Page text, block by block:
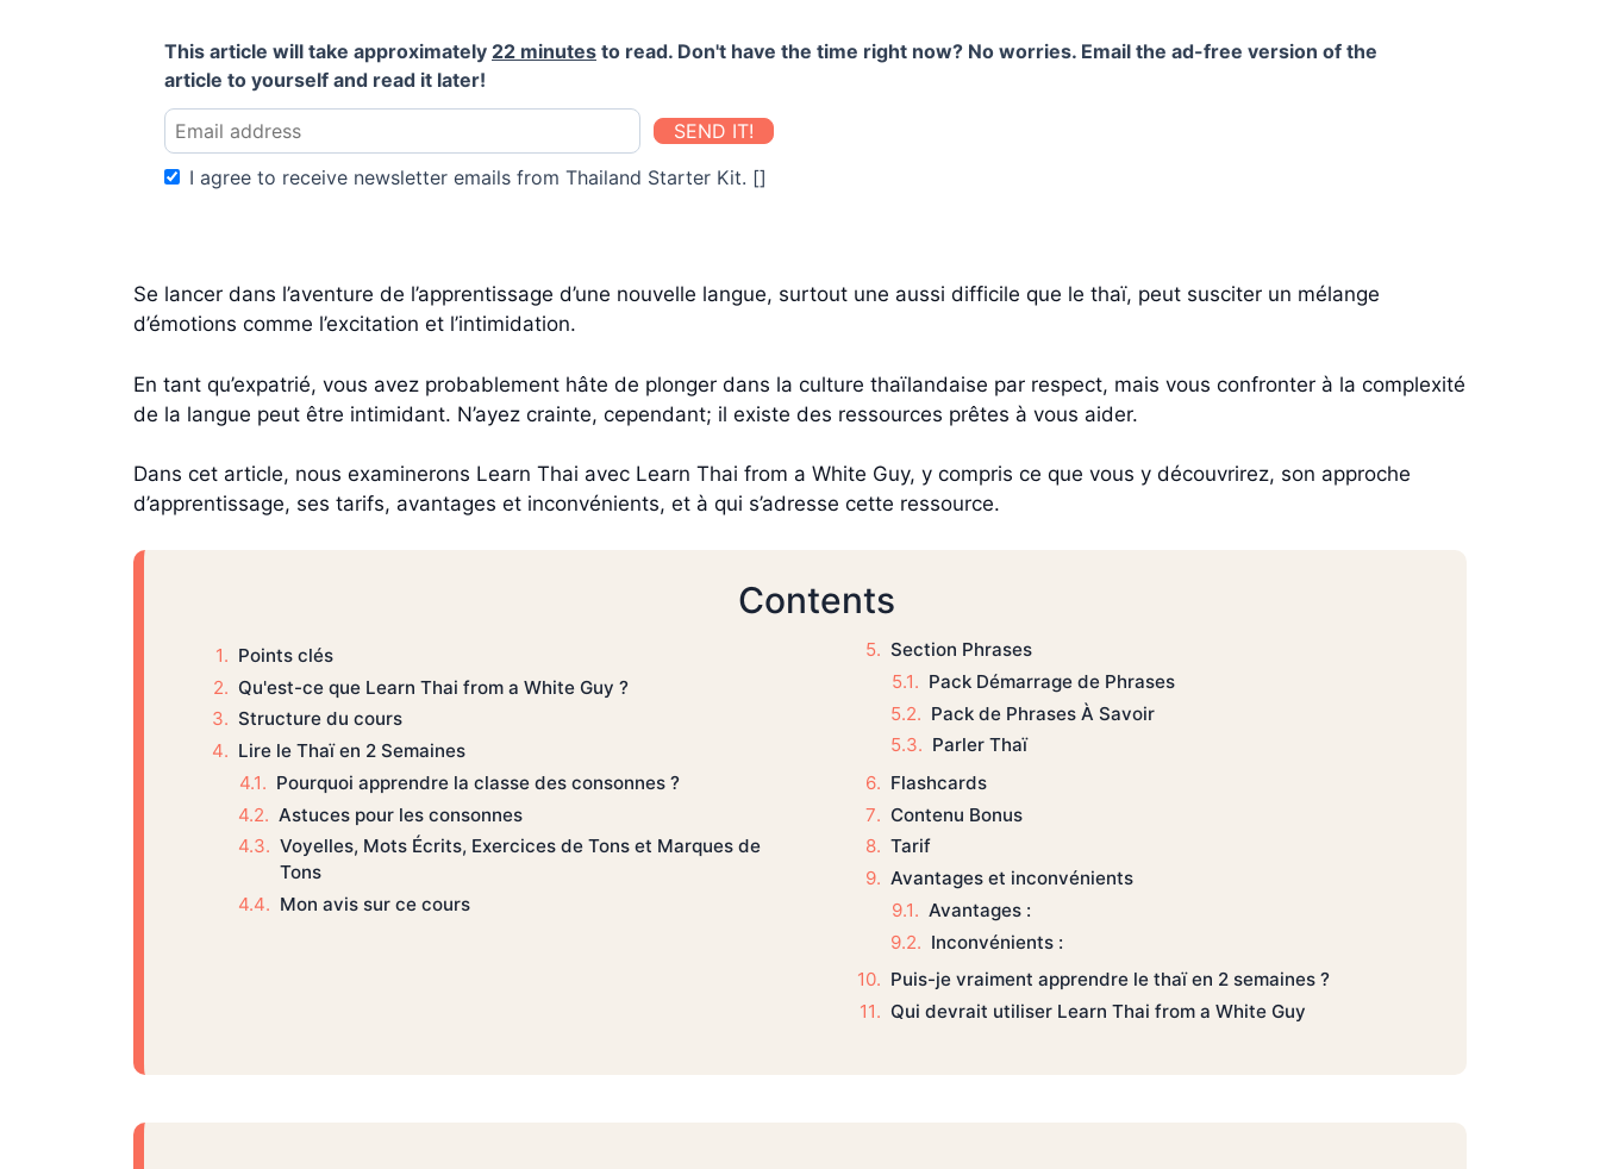
This article will take approximately 22 minutes to read. Don't have the time right now? No worries. Email the ad-free version of the
article to yourself and read it later!
SEND IT!
I agree to receive newsletter emails from Thailand Starter Kit. []
Se lancer dans l’aventure de l’apprentissage d’une nouvelle langue, surtout une aussi difficile que le thaï, peut susciter un mélange
d’émotions comme l’excitation et l’intimidation.
En tant qu’expatrié, vous avez probablement hâte de plonger dans la culture thaïlandaise par respect, mais vous confronter à la complexité
de la langue peut être intimidant. N’ayez crainte, cependant; il existe des ressources prêtes à vous aider.
Dans cet article, nous examinerons Learn Thai avec Learn Thai from a White Guy, y compris ce que vous y découvrirez, son approche
d’apprentissage, ses tarifs, avantages et inconvénients, et à qui s’adresse cette ressource.
Contents
Points clés
Qu'est-ce que Learn Thai from a White Guy ?
Structure du cours
Lire le Thaï en 2 Semaines
Pourquoi apprendre la classe des consonnes ?
Astuces pour les consonnes
Voyelles, Mots Écrits, Exercices de Tons et Marques de
Tons
Mon avis sur ce cours
Section Phrases
Pack Démarrage de Phrases
Pack de Phrases À Savoir
Parler Thaï
Flashcards
Contenu Bonus
Tarif
Avantages et inconvénients
Avantages :
Inconvénients :
Puis-je vraiment apprendre le thaï en 2 semaines ?
Qui devrait utiliser Learn Thai from a White Guy